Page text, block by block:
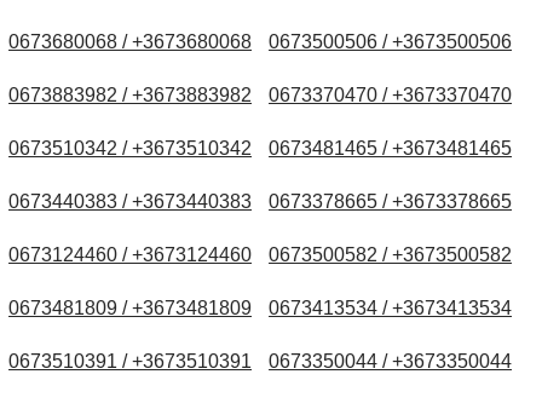
0673680068 / +3673680068 0673500506 / +3673500506
0673883982 / +3673883982 0673370470 / +3673370470
0673510342 / +3673510342 0673481465 / +3673481465
0673440383 / +3673440383 0673378665 / +3673378665
0673124460 / +3673124460 0673500582 / +3673500582
0673481809 / +3673481809 0673413534 / +3673413534
0673510391 / +3673510391 0673350044 / +3673350044